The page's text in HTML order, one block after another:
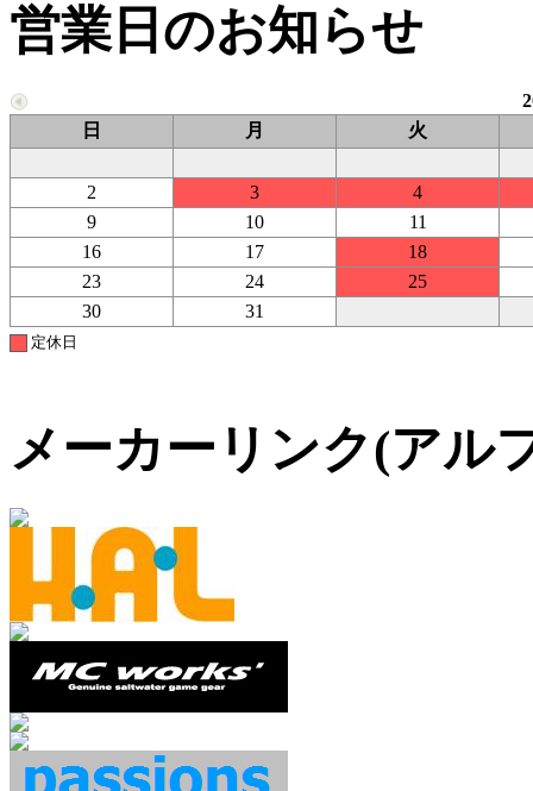
営業日のお知らせ
日
月 火
2 3
4
9
10
11
16
17
18
23
24
25
30
31
定休日
メーカーリンク(アル